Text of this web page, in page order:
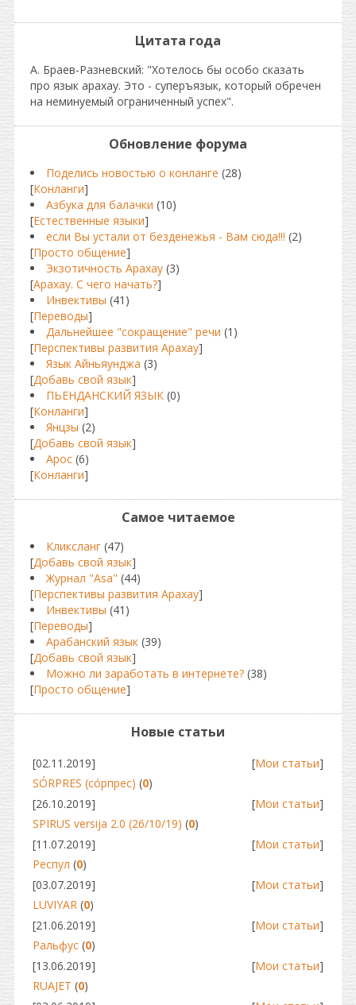
Цитата года
А. Браев-Разневский: "Хотелось бы особо сказать
про язык арахау. Это - суперъязык, который обречен
на неминуемый ограниченный успех".
Обновление форума
Поделись новостью о конланге (28)
[Конланги]
Азбука для балачки (10)
[Естественные языки]
если Вы устали от безденежья - Вам сюда!!! (2)
[Просто общение]
Экзотичность Арахау (3)
[Арахау. С чего начать?]
Инвективы (41)
[Переводы]
Дальнейшее "сокращение" речи (1)
[Перспективы развития Арахау]
Язык Айньяунджа (3)
[Добавь свой язык]
ПЬЕНДАНСКИЙ ЯЗЫК (0)
[Конланги]
Янцзы (2)
[Добавь свой язык]
Арос (6)
[Конланги]
Самое читаемое
Кликсланг (47)
[Добавь свой язык]
Журнал "Asa" (44)
[Перспективы развития Арахау]
Инвективы (41)
[Переводы]
Арабанский язык (39)
[Добавь свой язык]
Можно ли заработать в интернете? (38)
[Просто общение]
Новые статьи
[02.11.2019] [Мои статьи]
SÓRPRES (сóрпрес) (0)
[26.10.2019]
[Мои статьи]
SPIRUS versija 2.0 (26/10/19) (0)
[11.07.2019]
[Мои статьи]
Респул (0)
[03.07.2019]
[Мои статьи]
LUVIYAR (0)
[21.06.2019]
[Мои статьи]
Ральфус (0)
[13.06.2019]
[Мои статьи]
RUAJET (0)